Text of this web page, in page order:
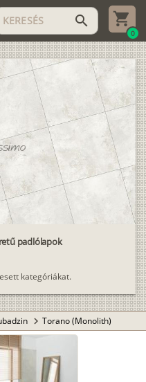
search
0
padlólapok
kategóriákat.
chevron_right Torano (Monolith)